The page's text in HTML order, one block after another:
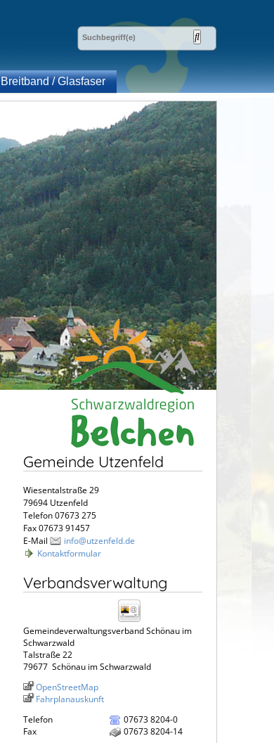
Breitband / Glasfaser
Gemeinde Utzenfeld
Wiesentalstraße 29
79694 Utzenfeld
Telefon 07673 275
Fax 07673 91457
E-Mail
info@utzenfeld.de
Kontaktformular
Verbandsverwaltung
Gemeindeverwaltungsverband Schönau im
Schwarzwald
Talstraße 22
79677 Schönau im Schwarzwald
OpenStreetMap
Fahrplanauskunft
Telefon
07673 8204-0
Fax
07673 8204-14